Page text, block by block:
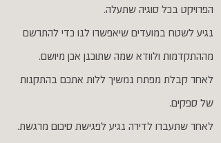
הפרויקט בכל סוגיה שתעלה.
נגיע לשטח במועדים שיאפשרו לנו כדי להתרשם
מההתקדמות ולוודא שמה שתוכנן אכן מיושם.
לאחר קבלת מפתח נמשיך ללות אתכם בהתקנות
של ספקים.
לאחר שתעברו לדירה נגיע לפגישת סיכום מרגשת.